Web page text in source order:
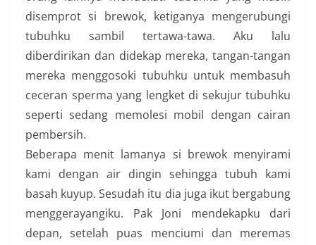
disemprot si brewok, ketiganya mengerubungi
tubuhku sambil tertawa-tawa. Aku lalu
diberdirikan dan didekap mereka, tangan-tangan
mereka menggosoki tubuhku untuk membasuh
ceceran sperma yang lengket di sekujur tubuhku
seperti sedang memolesi mobil dengan cairan
pembersih.
Beberapa menit lamanya si brewok menyirami
kami dengan air dingin sehingga tubuh kami
basah kuyup. Sesudah itu dia juga ikut bergabung
menggerayangiku. Pak Joni mendekapku dari
depan, setelah puas menciumi dan meremas